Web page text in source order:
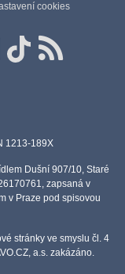
cookies
1213-189X
Dušní 907/10, Staré
zapsaná v
v Praze pod spisovou
stránky ve smyslu čl. 4
a.s. zakázáno.